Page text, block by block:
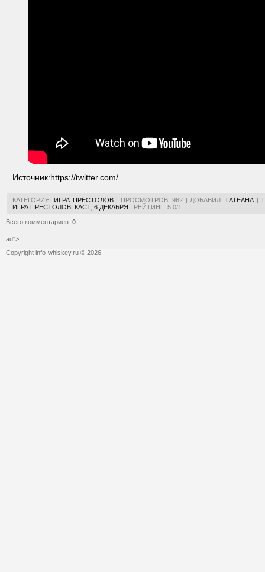
Источник:https://twitter.com/
КАТЕГОРИЯ: ИГРА ПРЕСТОЛОВ| ПРОСМОТРОВ: 962 | ДОБАВИЛ: ТАТЕАНА |
ИГРА ПРЕСТОЛОВ КАСТ, 6 ДЕКАБРЯ | РЕЙТИНГ: 5.0/1
Всего комментариев: 0
ad">
Copyright info-whiskey.ru © 2026